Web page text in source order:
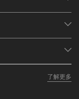
了解更多